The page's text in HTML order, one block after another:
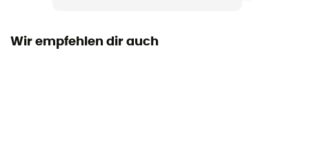
Wir empfehlen dir auch